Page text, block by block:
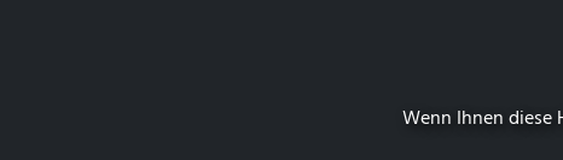
Wenn Ihnen diese